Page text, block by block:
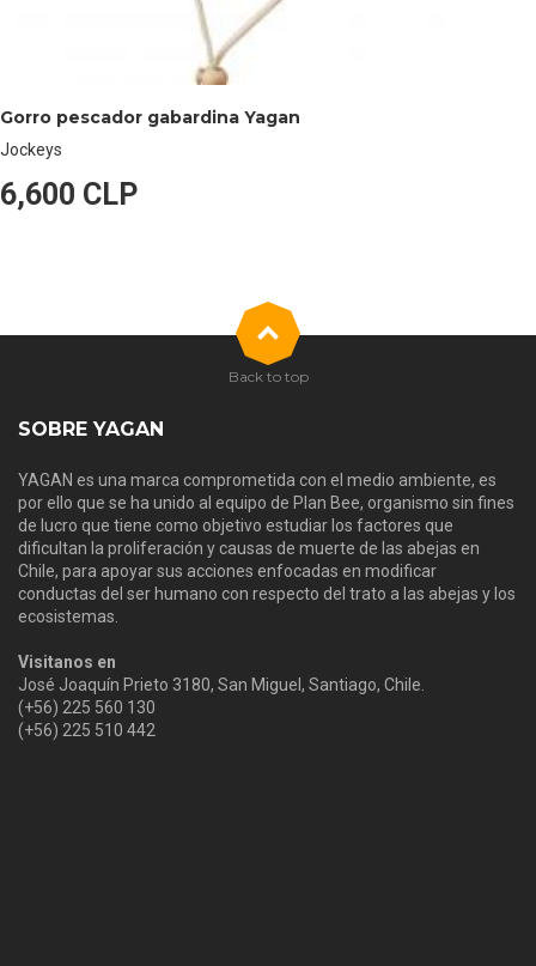
Gorro pescador gabardina Yagan
Jockeys
6,600 CLP
SOBRE YAGAN
YAGAN es una marca comprometida con el medio ambiente, es
por ello que se ha unido al equipo de Plan Bee, organismo sin fines
de lucro que tiene como objetivo estudiar los factores que
dificultan la proliferación y causas de muerte de las abejas en
Chile, para apoyar sus acciones enfocadas en modificar
conductas del ser humano con respecto del trato a las abejas y los
ecosistemas.
Visitanos en
José Joaquín Prieto 3180, San Miguel, Santiago, Chile.
(+56) 225 560 130
(+56) 225 510 442
Back to top